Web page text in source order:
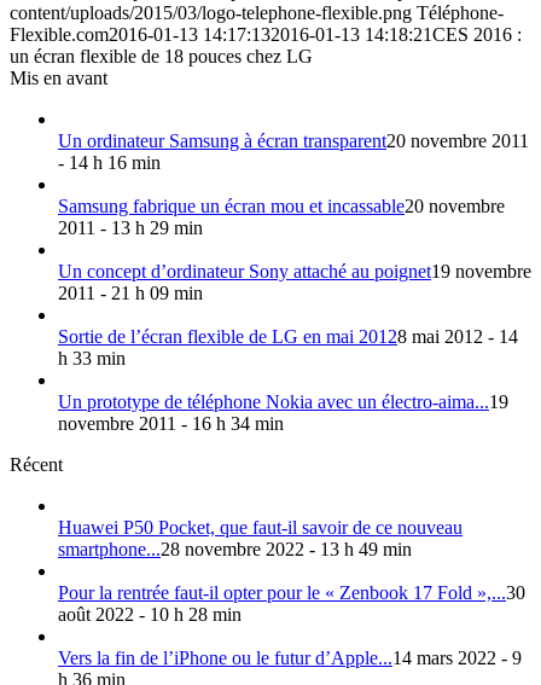
content/uploads/2015/03/logo-telephone-flexible.png Téléphone-
Flexible.com2016-01-13 14:17:132016-01-13 14:18:21CES 2016 :
un écran flexible de 18 pouces chez LG
Mis en avant
Un ordinateur Samsung à écran transparent20 novembre 2011
- 14 h 16 min
Samsung fabrique un écran mou et incassable20 novembre
2011 - 13 h 29 min
Un concept d’ordinateur Sony attaché au poignet19 novembre
2011 - 21 h 09 min
Sortie de l’écran flexible de LG en mai 20128 mai 2012 - 14
h 33 min
Un prototype de téléphone Nokia avec un électro-aima...19
novembre 2011 - 16 h 34 min
Récent
Huawei P50 Pocket, que faut-il savoir de ce nouveau
smartphone...28 novembre 2022 - 13 h 49 min
Pour la rentrée faut-il opter pour le « Zenbook 17 Fold »,...30
août 2022 - 10 h 28 min
Vers la fin de l’iPhone ou le futur d’Apple...14 mars 2022 - 9
h 36 min